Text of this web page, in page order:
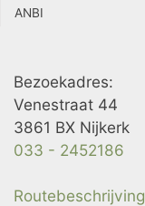
ANBI
Bezoekadres:
Venestraat 44
3861 BX Nijkerk
033 - 2452186
Routebeschrijving